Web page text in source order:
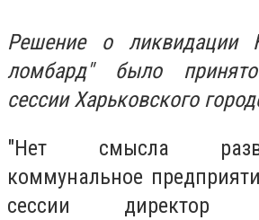
Решение о ликвидации
ломбард" было
сессии Харьковского
"Нет смысла
коммунальное
сессии директор